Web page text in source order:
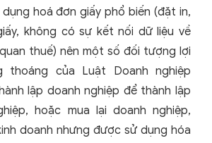
hoá đơn giấy phổ biến (đặt in,
không có sự kết nối dữ liệu về
thuế) nên một số đối tượng lợi
thoáng của Luật Doanh nghiệp
lập doanh nghiệp để thành lập
hoặc mua lại doanh nghiệp,
doanh nhưng được sử dụng hóa